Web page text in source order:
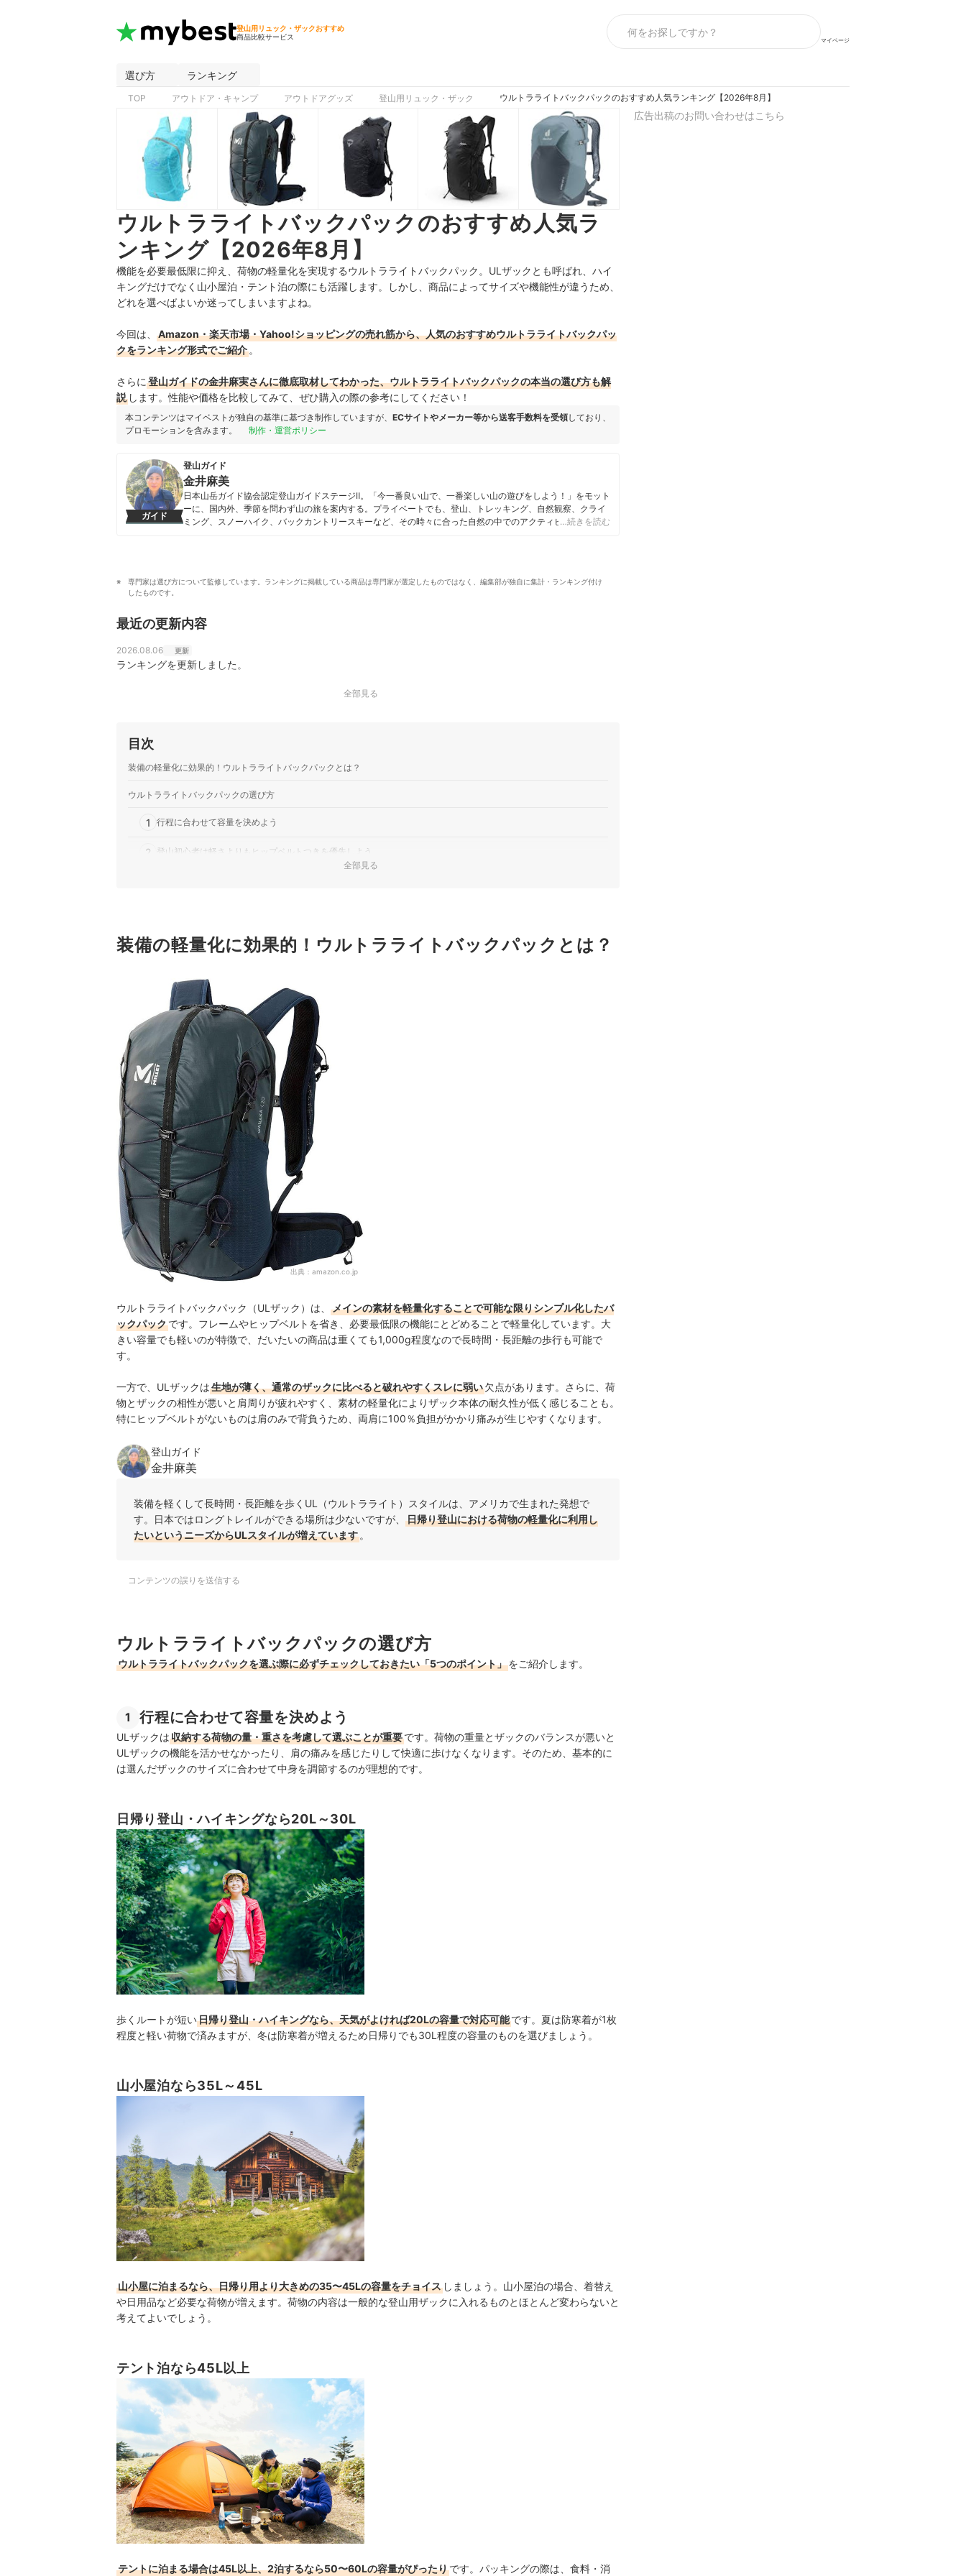
登山用リュック・ザックおすすめ
商品比較サービス
マイページ
選び方 ランキング
TOP アウトドア・キャンプ アウトドアグッズ 登山用リュック・ザック ウルトラライトバックパックのおすすめ人気ランキング【2026年8月】
ウルトラライトバックパックのおすすめ人気ラ
ンキング【2026年8月】
機能を必要最低限に抑え、荷物の軽量化を実現するウルトラライトバックパック。ULザックとも呼ばれ、ハイ
キングだけでなく山小屋泊・テント泊の際にも活躍します。
しかし、商品によってサイズや機能性が違うため、
どれを選べばよいか迷ってしまいますよね。
今回は、
Amazon・楽天市場・Yahoo!ショッピングの売れ筋から、人気のおすすめウルトラライトバックパッ
クをランキング形式でご紹介 。
さらに 登山ガイドの金井麻実さんに徹底取材してわかった、ウルトラライトバックパックの本当の選び方も解
説 します。性能や価格を比較してみて、ぜひ購入の際の参考にしてください！
本コンテンツはマイベストが独自の基準に基づき制作していますが、 ECサイトやメーカー等から送客手数料を受領しており、
プロモーションを含みます。
制作・運営ポリシー
ガイド
登山ガイド
金井麻美
日本山岳ガイド協会認定登山ガイドステージⅡ。「今一番良い山で、一番楽しい山の遊びをしよう！」をモット
ーに、国内外、季節を問わず山の旅を案内する。プライベートでも、登山、トレッキング、自然観察、クライ
ミング、スノーハイク、バックカントリースキーなど、その時々に合った自然の中でのアクティビティを楽し
…続きを読む
専門家は選び方について監修しています。ランキングに掲載している商品は専門家が選定したものではなく、編集部が独自に集計・ランキング付け
したものです。
最近の更新内容
2026.08.06 更新
ランキングを更新しました。
全部見る
目次
装備の軽量化に効果的！ウルトラライトバックパックとは？
ウルトラライトバックパックの選び方
1 行程に合わせて容量を決めよう
2 登山初心者は軽さよりもヒップベルトつきを優先しよう
5 小柄な人は背面長が短めのものを選択しよう
パッキングのコツは？肩が痛くならない背負い方はある？
雨が多い日本はザックカバーが必需品
ウルトラライトバックパックの売れ筋ランキングもチェック！
全部見る
装備の軽量化に効果的！ウルトラライトバックパックとは？
出典： amazon.co.jp
ウルトラライトバックパック（ULザック）は、
メインの素材を軽量化することで可能な限りシンプル化したバ
ックパックです。フレームやヒップベルトを省き、必要最低限の機能にとどめることで軽量化しています。大
きい容量でも軽いのが特徴で、だいたいの商品は重くても1,000g程度なので長時間・長距離の歩行も可能で
す。
一方で、ULザックは生地が薄く、通常のザックに比べると破れやすくスレに弱い欠点があります。さらに、荷
物とザックの相性が悪いと肩周りが疲れやすく、素材の軽量化によりザック本体の耐久性が低く感じることも。
特にヒップベルトがないものは肩のみで背負うため、両肩に100％負担がかかり痛みが生じやすくなります。
登山ガイド
金井麻美
装備を軽くして長時間・長距離を歩くUL（ウルトラライト）スタイルは、アメリカで生まれた発想で
す。日本ではロングトレイルができる場所は少ないですが、
日帰り登山における荷物の軽量化に利用し
たいというニーズからULスタイルが増えています。
コンテンツの誤りを送信する
ウルトラライトバックパックの選び方
ウルトラライトバックパックを選ぶ際に必ずチェックしておきたい「5つのポイント」をご紹介します。
1 行程に合わせて容量を決めよう
ULザックは収納する荷物の量・重さを考慮して選ぶことが重要です。荷物の重量とザックのバランスが悪いと
ULザックの機能を活かせなかったり、肩の痛みを感じたりして快適に歩けなくなります。そのため、基本的に
は選んだザックのサイズに合わせて中身を調節するのが理想的です。
日帰り登山・ハイキングなら20L～30L
歩くルートが短い日帰り登山・ハイキングなら、天気がよければ20Lの容量で対応可能です。夏は防寒着が1枚
程度と軽い荷物で済みますが、冬は防寒着が増えるため日帰りでも30L程度の容量のものを選びましょう。
山小屋泊なら35L～45L
山小屋に泊まるなら、日帰り用より大きめの35〜45Lの容量をチョイス しましょう。山小屋泊の場合、着替え
や日用品など必要な荷物が増えます。荷物の内容は一般的な登山用ザックに入れるものとほとんど変わらないと
考えてよいでしょう。
テント泊なら45L以上
テントに泊まる場合は45L以上、2泊するなら50〜60Lの容量がぴったりです。パッキングの際は、食料・消
広告出稿のお問い合わせはこちら